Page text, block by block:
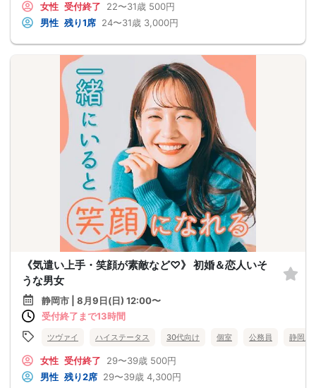
女性 受付終了 22〜31歳 500円
男性 残り1席 24〜31歳 3,000円
《気遣い上手・笑顔が素敵など♡》 初婚＆恋人いそ
うな男女
静岡市 | 8月9日(日) 12:00〜
受付終了まで13時間
ツヴァイ ハイステータス 30代向け 個室 公務員 静岡県
女性 受付終了 29〜39歳 500円
男性 残り2席 29〜39歳 4,300円